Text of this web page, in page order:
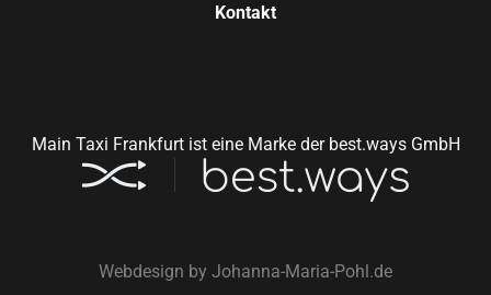
Kontakt
Main Taxi Frankfurt ist eine Marke der best.ways GmbH
Webdesign by Johanna-Maria-Pohl.de